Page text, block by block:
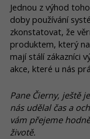
Jednou z výhod
doby používání
zkonstatovat, že
produktem, který
mají stálí zákazníci
akce, které u nás
Pane Čierny, ještě
nás udělal čas a
vám přejeme
životě.